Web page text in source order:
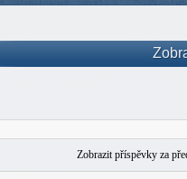
Zobrazit příspěvky za